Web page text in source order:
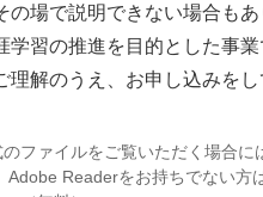
場で説明できない場合もあ
習の推進を目的とした事業
解のうえ、お申し込みをし
のファイルをご覧いただく場合
Adobe Readerをお持ちでない方